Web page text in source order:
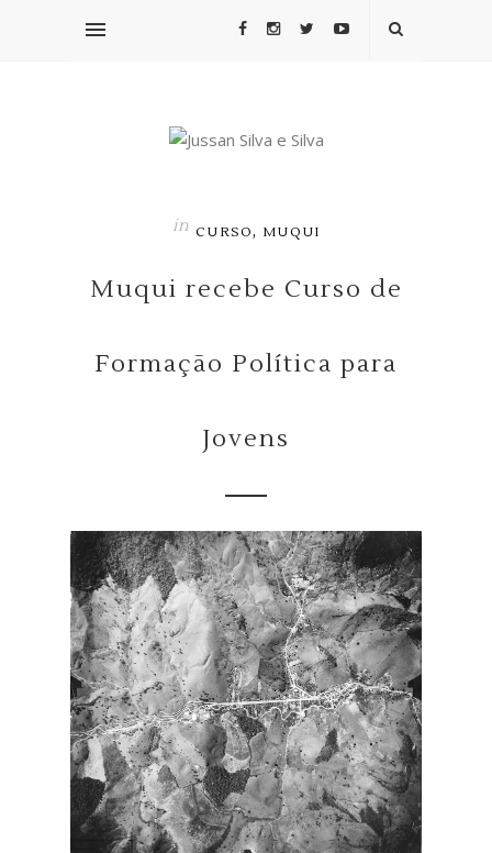
in CURSO, MUQUI
Muqui recebe Curso de
Formação Política para
Jovens